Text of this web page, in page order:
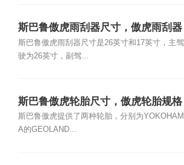
斯巴鲁傲虎雨刮器尺寸，傲虎雨刮器
怎么换
斯巴鲁傲虎雨刮器尺寸是26英寸和17英寸，主驾
驶为26英寸，副驾...
斯巴鲁傲虎轮胎尺寸，傲虎轮胎规格
型号
斯巴鲁傲虎提供了两种轮胎，分别为YOKOHAM
A的GEOLAND...